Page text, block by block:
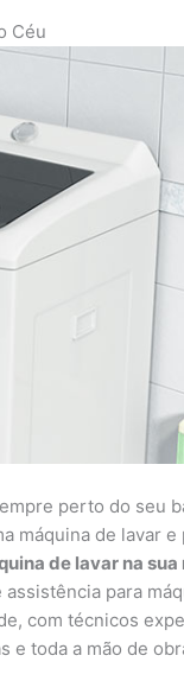
Céu
perto do seu
máquina de lavar
de lavar na
para
com técnicos
e toda a mão de